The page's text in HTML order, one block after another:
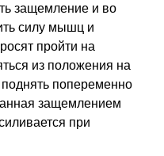
защемление и во
силу мышц и
пройти на
из положения на
попеременно
защемлением
при